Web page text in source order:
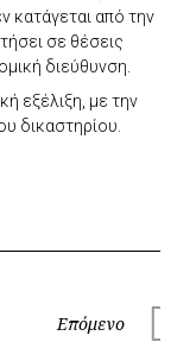
κατάγεται από την
σε θέσεις
διεύθυνση.
εξέλιξη, με την
δικαστηρίου.
Επόμενο